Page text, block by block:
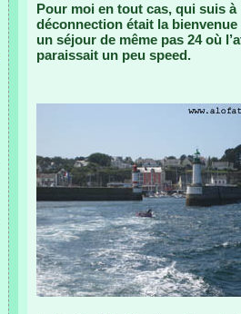
Pour moi en tout cas, qui suis
déconnection était la
un séjour de même pas 24 où
paraissait un peu speed.